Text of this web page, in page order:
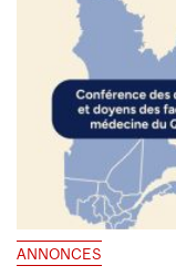
ANNONCES